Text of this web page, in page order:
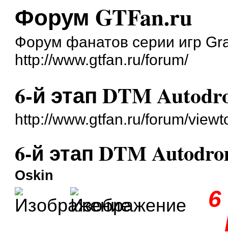
Форум GTFan.ru
Форум фанатов серии игр
http://www.gtfan.ru/forum/
6-й этап DTM
http://www.gtfan.ru/forum/
6-й этап DTM
Oskin